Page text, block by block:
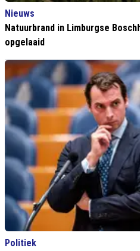
Nieuws
Natuurbrand in Limburgse
opgelaaid
Politiek